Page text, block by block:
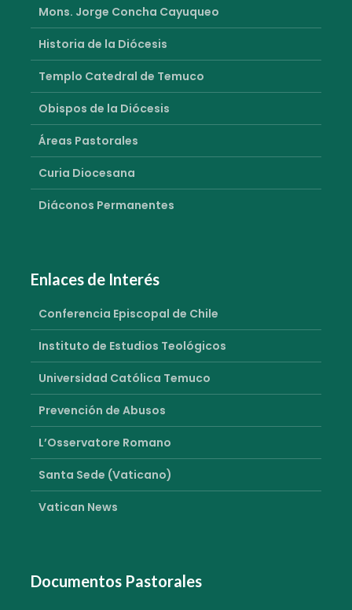
Mons. Jorge Concha Cayuqueo
Historia de la Diócesis
Templo Catedral de Temuco
Obispos de la Diócesis
Áreas Pastorales
Curia Diocesana
Diáconos Permanentes
Enlaces de Interés
Conferencia Episcopal de Chile
Instituto de Estudios Teológicos
Universidad Católica Temuco
Prevención de Abusos
L’Osservatore Romano
Santa Sede (Vaticano)
Vatican News
Documentos Pastorales